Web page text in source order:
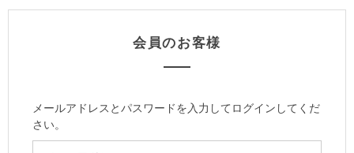
会員のお客様
メールアドレスとパスワードを入力してログインしてくだ
さい。